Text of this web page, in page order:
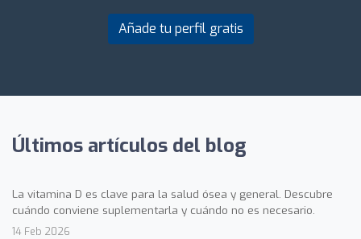
Añade tu perfil gratis
Últimos artículos del blog
La vitamina D es clave para la salud ósea y general. Descubre
cuándo conviene suplementarla y cuándo no es necesario.
14 Feb 2026